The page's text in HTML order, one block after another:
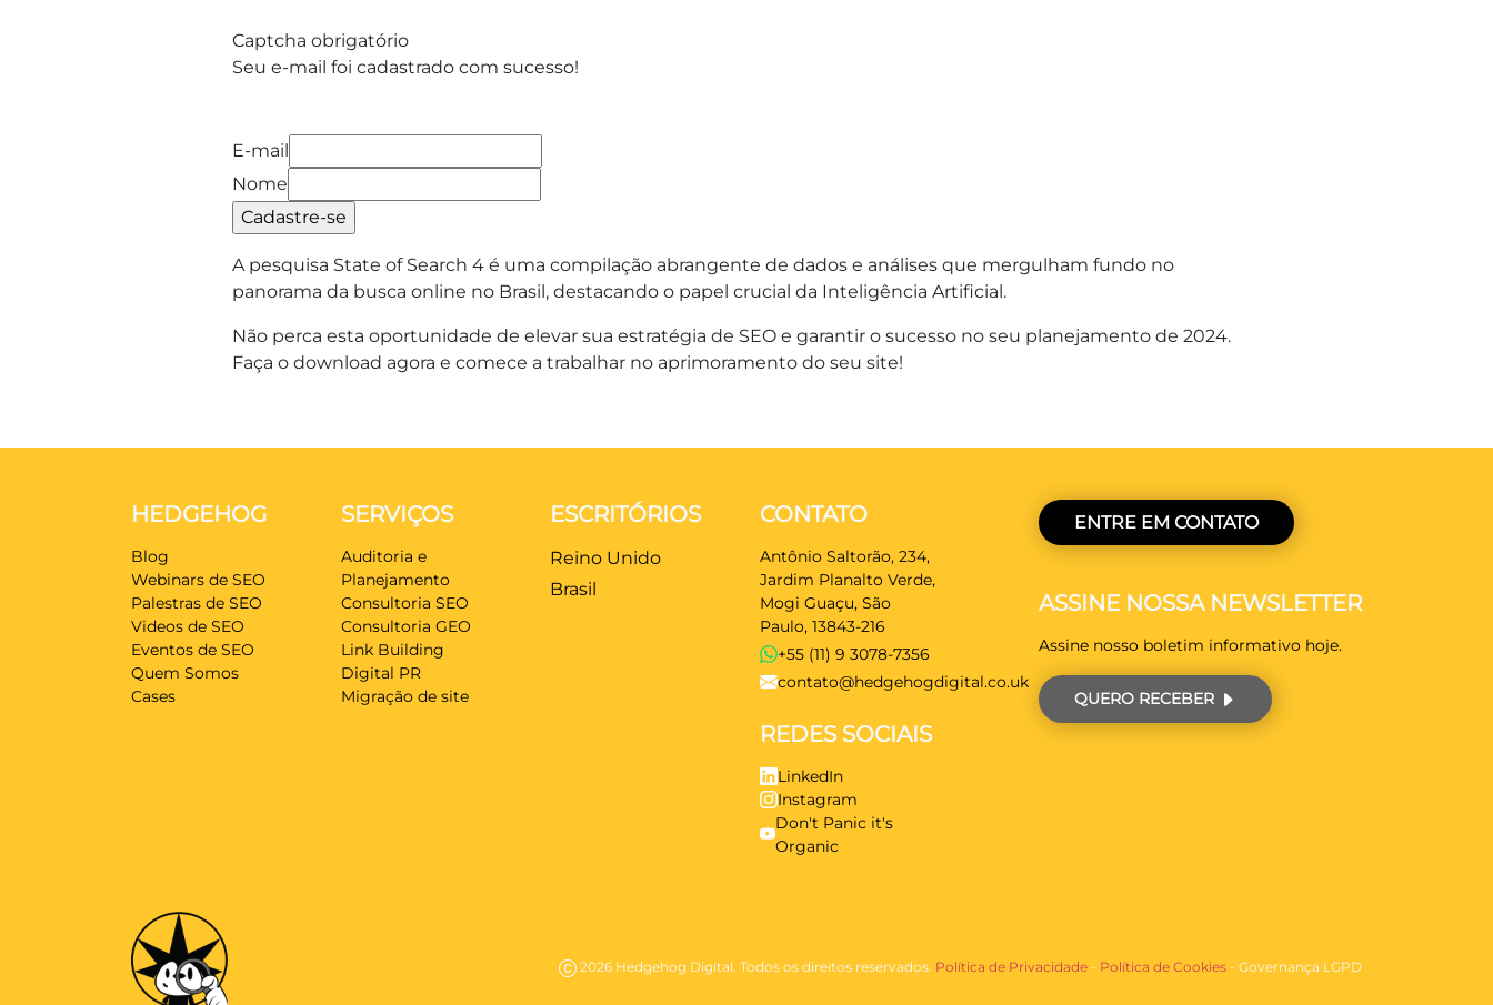
Captcha obrigatório
Seu e-mail foi cadastrado com sucesso!
E-mail
Nome
A pesquisa State of Search 4 é uma compilação abrangente de dados e análises que mergulham fundo no
panorama da busca online no Brasil, destacando o papel crucial da Inteligência Artificial.
Não perca esta oportunidade de elevar sua estratégia de SEO e garantir o sucesso no seu planejamento de 2024.
Faça o download agora e comece a trabalhar no aprimoramento do seu site!
HEDGEHOG
Blog
Webinars de SEO
Palestras de SEO
Videos de SEO
Eventos de SEO
Quem Somos
Cases
SERVIÇOS
Auditoria e
Planejamento
Consultoria SEO
Consultoria GEO
Link Building
Digital PR
Migração de site
ESCRITÓRIOS
Reino Unido
Brasil
CONTATO
Antônio Saltorão, 234,
Jardim Planalto Verde,
Mogi Guaçu, São
Paulo, 13843-216
+55 (11) 9 3078-7356
contato@hedgehogdigital.co.uk
REDES SOCIAIS
LinkedIn
Instagram
Don't Panic it's
Organic
ENTRE EM CONTATO
ASSINE NOSSA NEWSLETTER
Assine nosso boletim informativo hoje.
QUERO RECEBER
2026 Hedgehog Digital. Todos os direitos reservados. Política de Privacidade- Política de Cookies- Governança LGPD